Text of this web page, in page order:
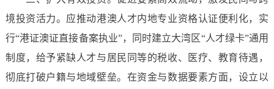
境投资活力。应推动港澳人才内地专业资格认证便利化，实
行“港证澳证直接备案执业”，同时建立大湾区“人才绿卡”通用
制度，给予紧缺人才与居民同等的税收、医疗、教育待遇，
彻底打破户籍与地域壁垒。在资金与数据要素方面，设立以